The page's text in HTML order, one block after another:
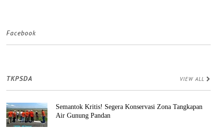
Facebook
TKPSDA VIEW ALL
Semantok Kritis! Segera Konservasi Zona Tangkapan
Air Gunung Pandan